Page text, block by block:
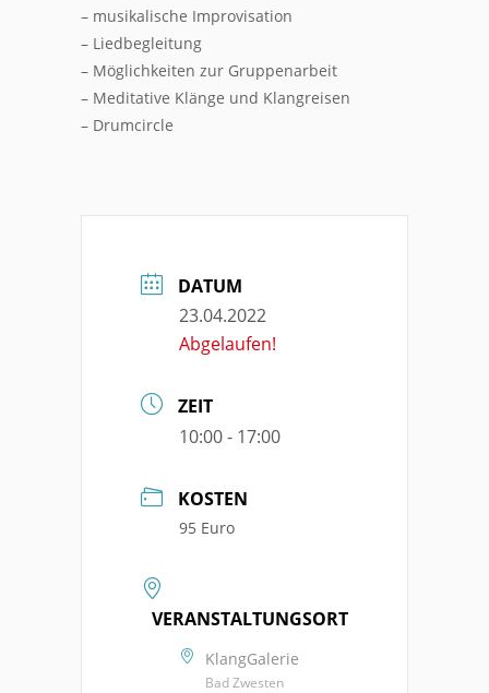
– musikalische Improvisation
– Liedbegleitung
– Möglichkeiten zur Gruppenarbeit
– Meditative Klänge und Klangreisen
– Drumcircle
DATUM
23.04.2022
Abgelaufen!
ZEIT
10:00 - 17:00
KOSTEN
95 Euro
VERANSTALTUNGSORT
KlangGalerie
Bad Zwesten